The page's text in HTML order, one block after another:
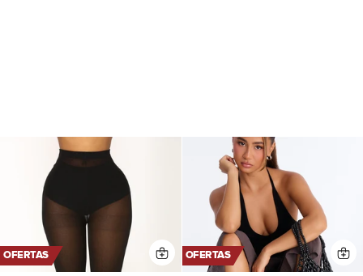
OFERTAS OFERTAS